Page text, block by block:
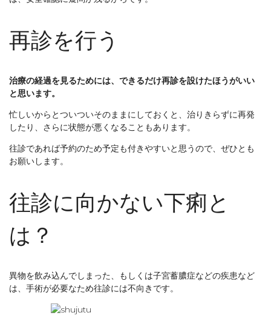
再診を行う
治療の経過を見るためには、できるだけ再診を設けたほうがいい
と思います。
忙しいからとついついそのままにしておくと、治りきらずに再発
したり、さらに状態が悪くなることもあります。
往診であれば予約のため予定も付きやすいと思うので、ぜひとも
お願いします。
往診に向かない下痢と
は？
異物を飲み込んでしまった、もしくは子宮蓄膿症などの疾患など
は、手術が必要なため往診には不向きです。